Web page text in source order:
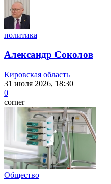
политика
Александр Соколов
Кировская область
31 июля 2026, 18:30
0
corner
Общество